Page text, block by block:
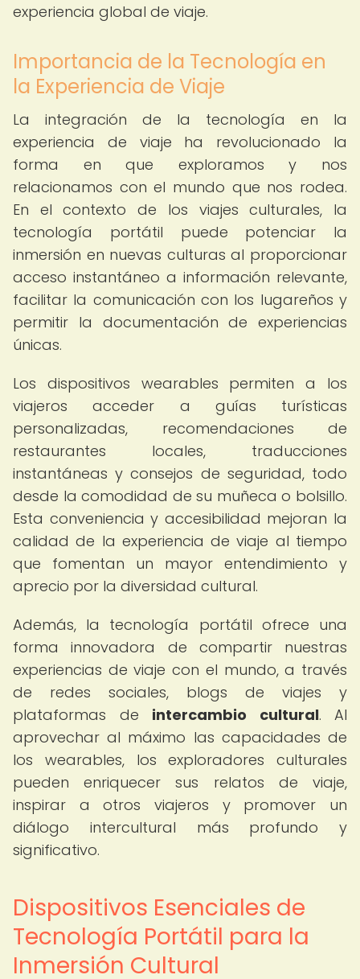
experiencia global de viaje.
Importancia de la Tecnología en
la Experiencia de Viaje
La integración de la tecnología en la
experiencia de viaje ha revolucionado la
forma en que exploramos y nos
relacionamos con el mundo que nos rodea.
En el contexto de los viajes culturales, la
tecnología portátil puede potenciar la
inmersión en nuevas culturas al proporcionar
acceso instantáneo a información relevante,
facilitar la comunicación con los lugareños y
permitir la documentación de experiencias
únicas.
Los dispositivos wearables permiten a los
viajeros acceder a guías turísticas
personalizadas, recomendaciones de
restaurantes locales, traducciones
instantáneas y consejos de seguridad, todo
desde la comodidad de su muñeca o bolsillo.
Esta conveniencia y accesibilidad mejoran la
calidad de la experiencia de viaje al tiempo
que fomentan un mayor entendimiento y
aprecio por la diversidad cultural.
Además, la tecnología portátil ofrece una
forma innovadora de compartir nuestras
experiencias de viaje con el mundo, a través
de redes sociales, blogs de viajes y
plataformas de intercambio cultural. Al
aprovechar al máximo las capacidades de
los wearables, los exploradores culturales
pueden enriquecer sus relatos de viaje,
inspirar a otros viajeros y promover un
diálogo intercultural más profundo y
significativo.
Dispositivos Esenciales de
Tecnología Portátil para la
Inmersión Cultural